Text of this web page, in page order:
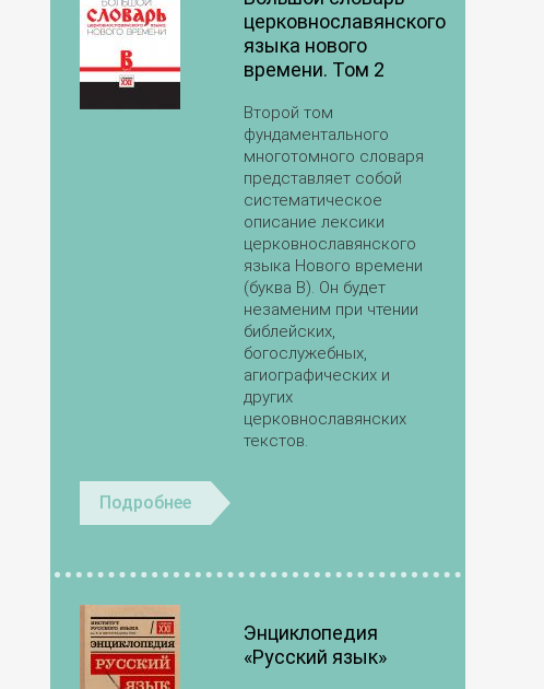
церковнославянского
языка нового
времени. Том 2
Второй том
фундаментального
многотомного словаря
представляет собой
систематическое
описание лексики
церковнославянского
языка Нового времени
(буква В). Он будет
незаменим при чтении
библейских,
богослужебных,
агиографических и
других
церковнославянских
текстов.
Подробнее
Энциклопедия
«Русский язык»